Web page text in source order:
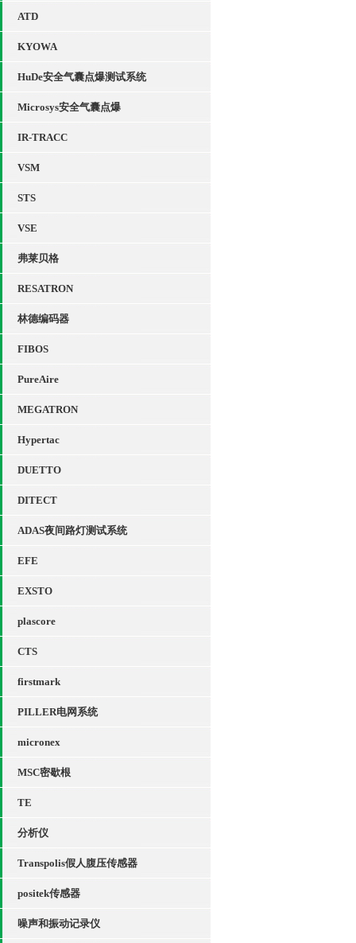
ATD
KYOWA
HuDe安全气囊点爆测试系统
Microsys安全气囊点爆
IR-TRACC
VSM
STS
VSE
弗莱贝格
RESATRON
林德编码器
FIBOS
PureAire
MEGATRON
Hypertac
DUETTO
DITECT
ADAS夜间路灯测试系统
EFE
EXSTO
plascore
CTS
firstmark
PILLER电网系统
micronex
MSC密歇根
TE
分析仪
Transpolis假人腹压传感器
positek传感器
噪声和振动记录仪